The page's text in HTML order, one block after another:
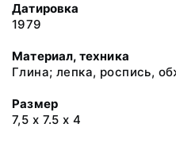
Датировка
1979
Материал, техника
Глина; лепка, роспись,
Размер
7,5 х 7.5 х 4